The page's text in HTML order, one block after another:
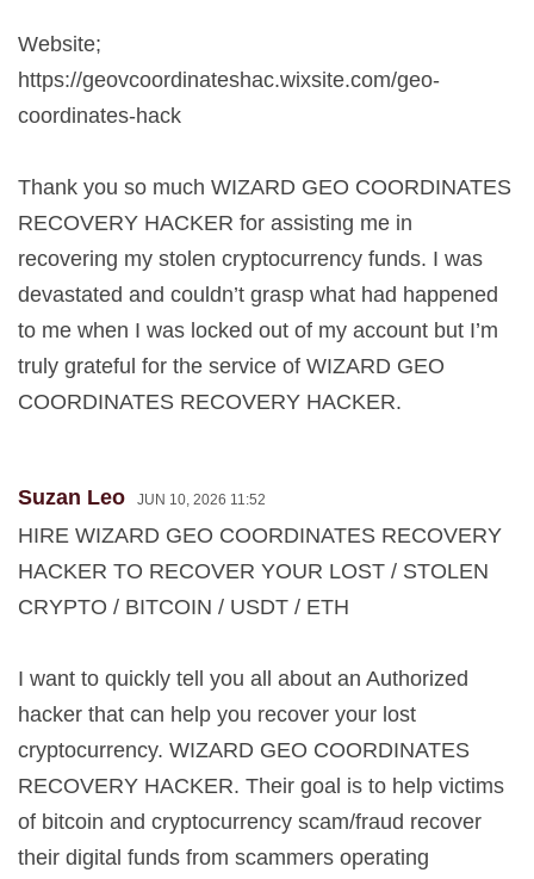
Website;
https://geovcoordinateshac.wixsite.com/geo-
coordinates-hack
Thank you so much WIZARD GEO COORDINATES
RECOVERY HACKER for assisting me in
recovering my stolen cryptocurrency funds. I was
devastated and couldn’t grasp what had happened
to me when I was locked out of my account but I’m
truly grateful for the service of WIZARD GEO
COORDINATES RECOVERY HACKER.
Suzan Leo JUN 10, 2026 11:52
HIRE WIZARD GEO COORDINATES RECOVERY
HACKER TO RECOVER YOUR LOST / STOLEN
CRYPTO / BITCOIN / USDT / ETH
I want to quickly tell you all about an Authorized
hacker that can help you recover your lost
cryptocurrency. WIZARD GEO COORDINATES
RECOVERY HACKER. Their goal is to help victims
of bitcoin and cryptocurrency scam/fraud recover
their digital funds from scammers operating